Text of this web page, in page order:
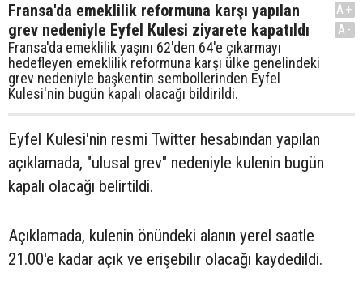
Fransa'da emeklilik reformuna karşı yapılan
grev nedeniyle Eyfel Kulesi ziyarete kapatıldı
Fransa'da emeklilik yaşını 62'den 64'e çıkarmayı
hedefleyen emeklilik reformuna karşı ülke genelindeki
grev nedeniyle başkentin sembollerinden Eyfel
Kulesi'nin bugün kapalı olacağı bildirildi.
A+
A-
Eyfel Kulesi'nin resmi Twitter hesabından yapılan
açıklamada, "ulusal grev" nedeniyle kulenin bugün
kapalı olacağı belirtildi.
Açıklamada, kulenin önündeki alanın yerel saatle
21.00'e kadar açık ve erişebilir olacağı kaydedildi.